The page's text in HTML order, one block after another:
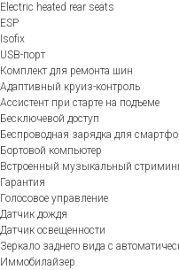
Electric heated rear seats
ESP
Isofix
USB-порт
Комплект для ремонта шин
Адаптивный круиз-контроль
Ассистент при старте на подъеме
Бесключевой доступ
Беспроводная зарядка для
Бортовой компьютер
Встроенный музыкальный
Гарантия
Голосовое управление
Датчик дождя
Датчик освещенности
Зеркало заднего вида с
Иммобилайзер